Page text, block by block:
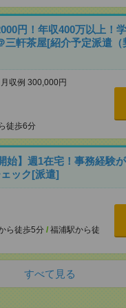
円！年収400万以上！
三軒茶屋[紹介予定派遣（
収例 300,000円
徒歩6分
始】週1在宅！事務経験
ック[派遣]
ら徒歩5分 / 福浦駅から徒
すべて見る